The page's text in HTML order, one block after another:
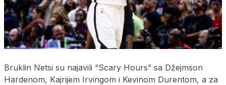
Bruklin Netsi su najavili “Scary Hours” sa Džejmson
Hardenom, Kajrijem Irvingom i Kevinom Durentom, a za